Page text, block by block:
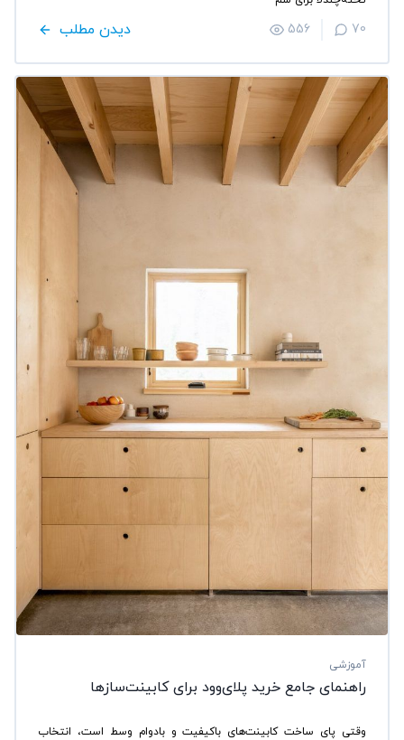
دیدن مطلب 556 70
آموزشی
راهنمای جامع خرید پلای‌وود برای کابینت‌سازها
وقتی پای ساخت کابینت‌های باکیفیت و بادوام وسط است، انتخاب